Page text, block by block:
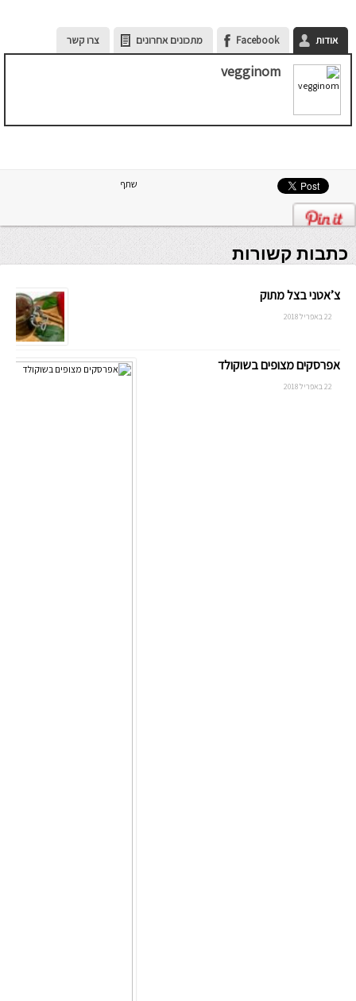
אודות Facebook מתכונים אחרונים צרו קשר
vegginom
שתף
כתבות קשורות
צ’אטני בצל מתוק
22 באפריל 2018
אפרסקים מצופים בשוקולד
22 באפריל 2018